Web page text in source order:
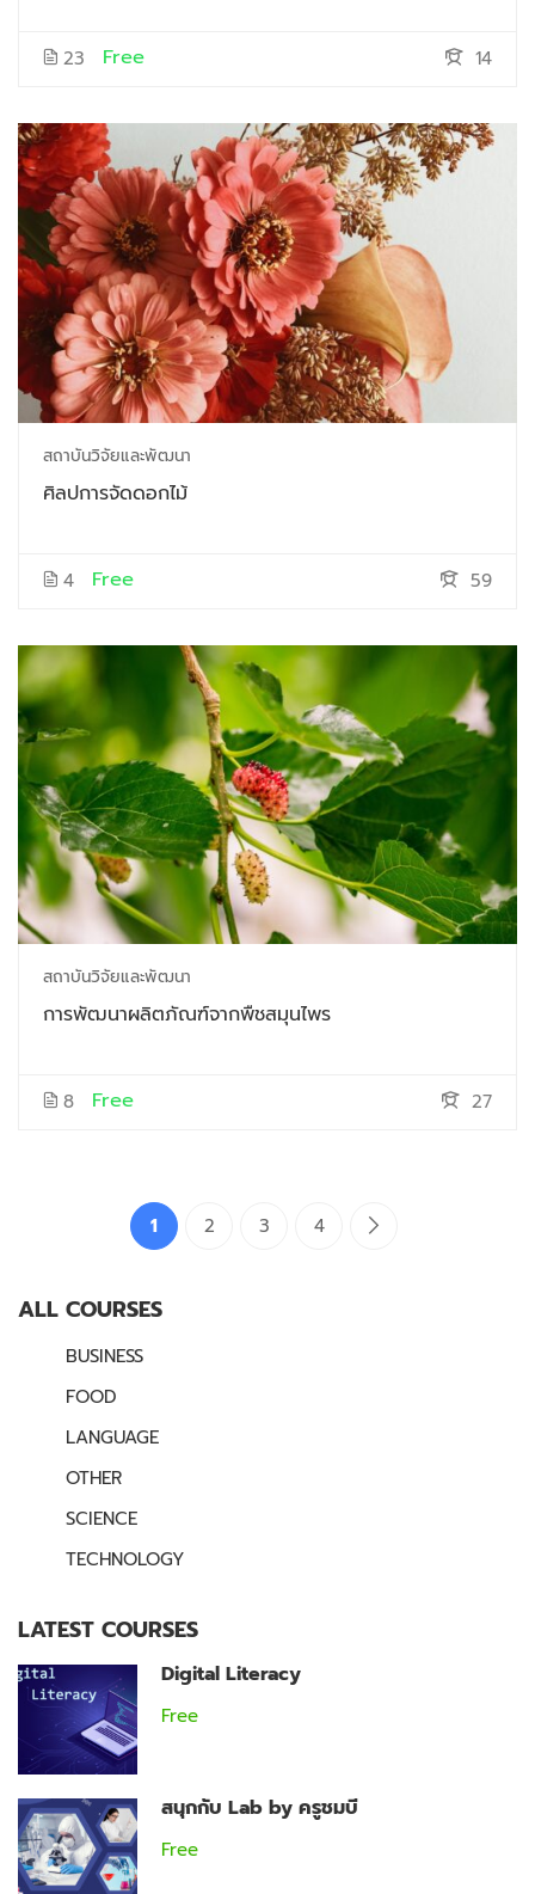
23 14
Free
สถาบันวิจัยและพัฒนา
ศิลปการจัดดอกไม้
4 59
Free
สถาบันวิจัยและพัฒนา
การพัฒนาผลิตภัณฑ์จากพืชสมุนไพร
8 27
Free
1 2 3 4
ALL COURSES
BUSINESS
FOOD
LANGUAGE
OTHER
SCIENCE
TECHNOLOGY
LATEST COURSES
Digital Literacy
Free
สนุกกับ Lab by ครูชมบี
Free